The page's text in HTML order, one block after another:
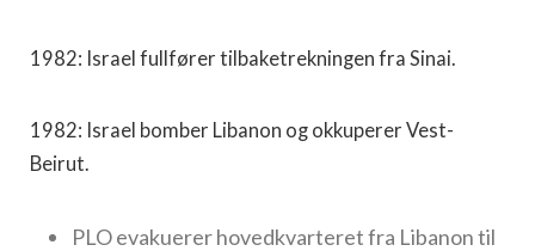
1982: Israel fullfører tilbaketrekningen fra Sinai.
1982: Israel bomber Libanon og okkuperer Vest-
Beirut.
PLO evakuerer hovedkvarteret fra Libanon til